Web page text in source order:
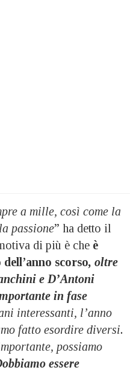
a mille, così come la
passione” ha detto il
di più è che è
scorso, oltre
e D’Antoni
in fase
interessanti, l’anno
fatto esordire diversi.
possiamo
essere